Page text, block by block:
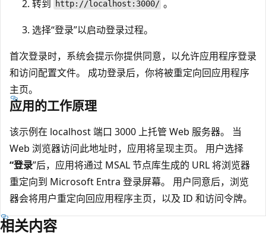
转到 http://localhost:3000/ 。
选择“登录”以启动登录过程。
首次登录时，系统会提示你提供同意，以允许应用程序登录
和访问配置文件。 成功登录后，你将被重定向回应用程序
主页。
应用的工作原理
该示例在 localhost 端口 3000 上托管 Web 服务器。 当
Web 浏览器访问此地址时，应用将呈现主页。 用户选择
“登录”后，应用将通过 MSAL 节点库生成的 URL 将浏览器
重定向到 Microsoft Entra 登录屏幕。 用户同意后，浏览
器会将用户重定向回应用程序主页，以及 ID 和访问令牌。
相关内容